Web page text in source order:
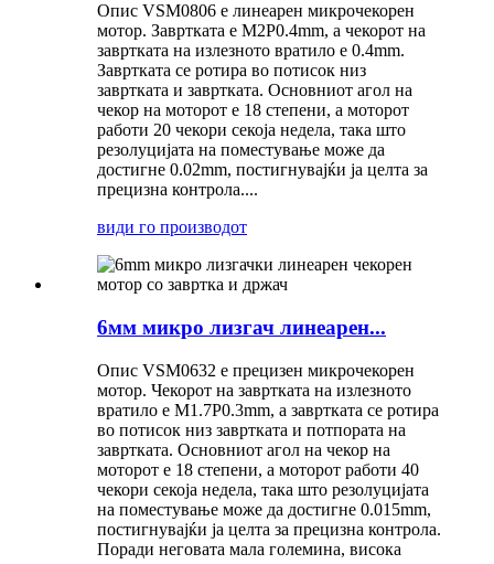
Опис VSM0806 е линеарен микрочекорен
мотор. Завртката е M2P0.4mm, а чекорот на
завртката на излезното вратило е 0.4mm.
Завртката се ротира во потисок низ
завртката и завртката. Основниот агол на
чекор на моторот е 18 степени, а моторот
работи 20 чекори секоја недела, така што
резолуцијата на поместување може да
достигне 0.02mm, постигнувајќи ја целта за
прецизна контрола....
види го производот
6мм микро лизгач линеарен...
Опис VSM0632 е прецизен микрочекорен
мотор. Чекорот на завртката на излезното
вратило е M1.7P0.3mm, а завртката се ротира
во потисок низ завртката и потпората на
завртката. Основниот агол на чекор на
моторот е 18 степени, а моторот работи 40
чекори секоја недела, така што резолуцијата
на поместување може да достигне 0.015mm,
постигнувајќи ја целта за прецизна контрола.
Поради неговата мала големина, висока